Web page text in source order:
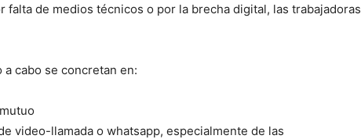
falta de medios técnicos o por la brecha digital, las trabajadoras
cabo se concretan en:
video-llamada o whatsapp, especialmente de las